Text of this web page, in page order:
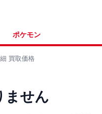
ポケモン
買取価格
ません